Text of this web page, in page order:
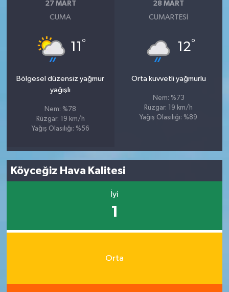
27 MART
CUMA
11 °
Bölgesel düzensiz yağmur
yağışlı
Nem: %78
Rüzgar: 19 km/h
Yağış Olasılığı: %56
28 MART
CUMARTESI
12°
Orta kuvvetli yağmurlu
Nem: %73
Rüzgar: 19 km/h
Yağış Olasılığı: %89
Köyceğiz Hava Kalitesi
İyi
1
Orta